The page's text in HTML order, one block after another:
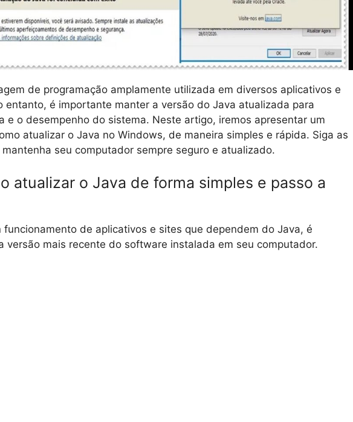
de programação amplamente utilizada em diversos aplicativos e
entanto, é importante manter a versão do Java atualizada para
e o desempenho do sistema. Neste artigo, iremos apresentar um
atualizar o Java no Windows, de maneira simples e rápida. Siga as
seu computador sempre seguro e atualizado.
atualizar o Java de forma simples e passo a
funcionamento de aplicativos e sites que dependem do Java, é
versão mais recente do software instalada em seu computador.